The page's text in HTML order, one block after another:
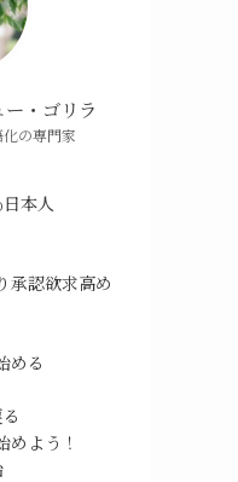
・ゴリラ
の専門家
本人
承認欲求高め
める
よう！